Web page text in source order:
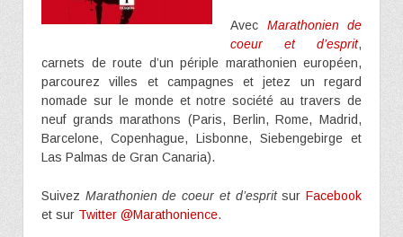
Avec Marathonien de
coeur et d’esprit,
carnets de route d’un périple marathonien européen,
parcourez villes et campagnes et jetez un regard
nomade sur le monde et notre société au travers de
neuf grands marathons (Paris, Berlin, Rome, Madrid,
Barcelone, Copenhague, Lisbonne, Siebengebirge et
Las Palmas de Gran Canaria).
Suivez Marathonien de coeur et d’espritsurFacebook
et sur Twitter @Marathonience.